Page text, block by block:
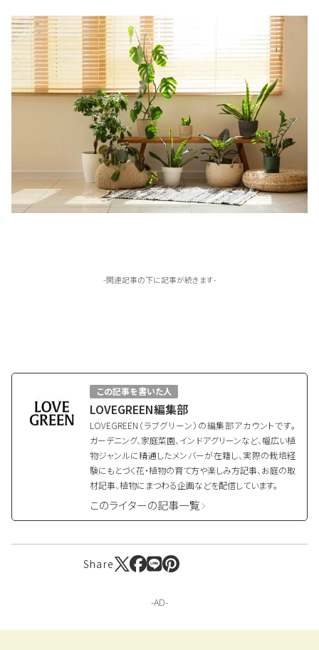
-関連記事の下に記事が続きます-
この記事を書いた人
LOVEGREEN編集部
LOVEGREEN（ラブグリーン）の編集部アカウントです。
ガーデニング、家庭菜園、インドアグリーンなど、幅広い植
物ジャンルに精通したメンバーが在籍し、実際の栽培経
験にもとづく花・植物の育て方や楽しみ方記事、お庭の取
材記事、植物にまつわる企画などを配信しています。
このライターの記事一覧
Share